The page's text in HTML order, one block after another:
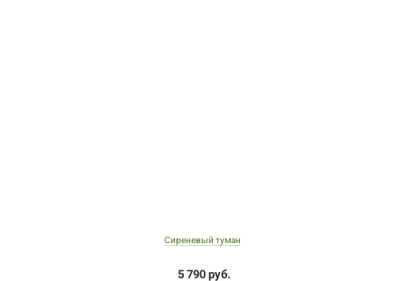
Сиреневый туман
5 790 руб.